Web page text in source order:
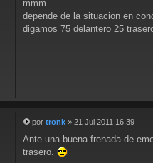
e
n
s
a
mmm
depende de la situacion en
digamos 75 delantero 25
e
n
por tronk » 21 Jul 2011 16:39
Ante una buena frenada de
trasero.